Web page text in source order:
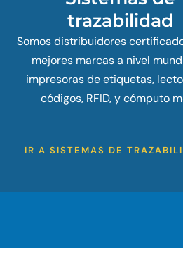
trazabilidad
Somos distribuidores
mejores marcas a nivel
impresoras de etiquetas,
códigos, RFID, y cómputo
IR A SISTEMAS DE